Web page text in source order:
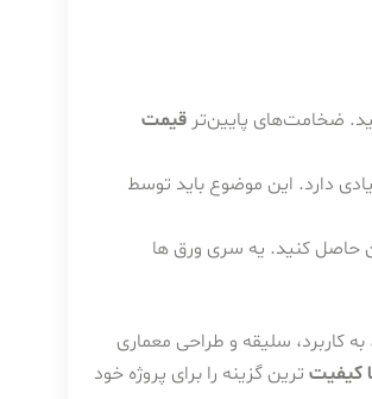
ضخامت‌های پایین‌تر قیمت
دارد. این موضوع باید توسط
حاصل کنید. یه سری ورق ها
کاربرد، سلیقه و طراحی معماری
کیفیت ترین گزینه را برای پروژه خود